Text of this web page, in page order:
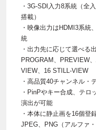
・3G-SDI入力8系統（全
搭載）
・映像出力はHDMI3系統
統
・出力先に応じて選べる
PROGRAM、PREVIEW
VIEW、16 STILL-VIEW
・高品質40チャンネル・
・PinPやキー合成、テロ
演出が可能
・本体に静止画を16個登
JPEG、PNG（アルファ